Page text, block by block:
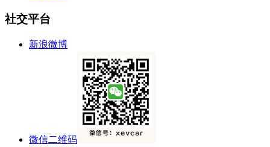
社交平台
新浪微博
微信二维码